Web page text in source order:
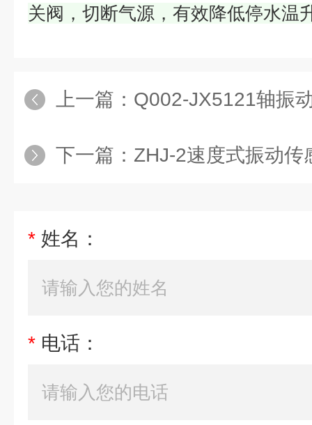
关阀，切断气源，有效降低停水温
上一篇： Q002-JX5121轴振
下一篇： ZHJ-2速度式振动传
* 姓名：
* 电话：